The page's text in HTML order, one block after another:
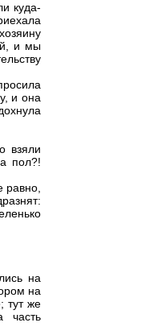
куда-
и мы
и она
взяли
пол?!
равно,
на
на
тут же
часть